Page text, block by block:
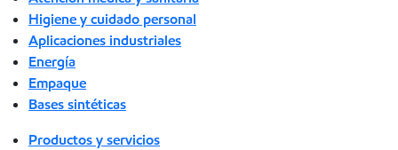
Higiene y cuidado personal
Aplicaciones industriales
Energía
Empaque
Bases sintéticas
Productos y servicios